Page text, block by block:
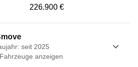
226.900 €
seit 2025
Fahrzeuge anzeigen